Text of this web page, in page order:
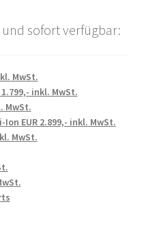
sofort verfügbar:
MwSt.
inkl. MwSt.
MwSt.
EUR 2.899,- inkl. MwSt.
MwSt.